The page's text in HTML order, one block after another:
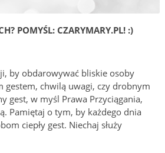
POMYŚL: CZARYMARY.PL! :)
by obdarowywać bliskie osoby
gestem, chwilą uwagi, czy drobnym
gest, w myśl Prawa Przyciągania,
Pamiętaj o tym, by każdego dnia
ciepły gest. Niechaj służy